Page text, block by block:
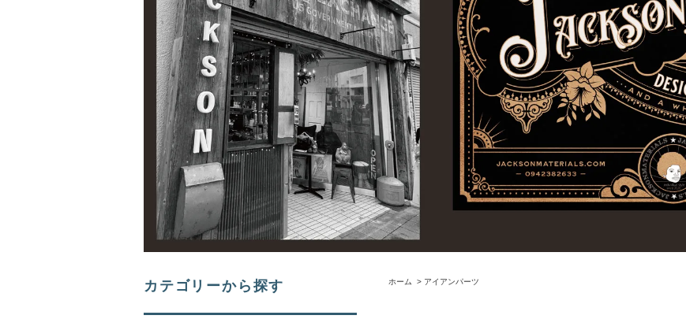
ホーム > アイアンパーツ
カテゴリーから探す